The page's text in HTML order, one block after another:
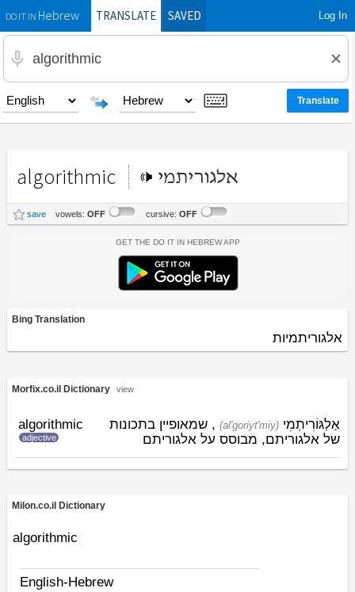
DO IT INHebrewTRANSLATE SAVED Log In
algorithmic אלגוריתמי
save vowels: OFF cursive: OFF
Get the Do It In Hebrew App
Bing Translation
אלגוריתמיות
Morfix.co.il Dictionary view
algorithmic
adjective
(al'goriyt'miy) אַלְגּוֹרִיתְמִי
, שמאופיין בתכונות
של אלגוריתם, מבוסס על אלגוריתם
Milon.co.il Dictionary
algorithmic
English-Hebrew